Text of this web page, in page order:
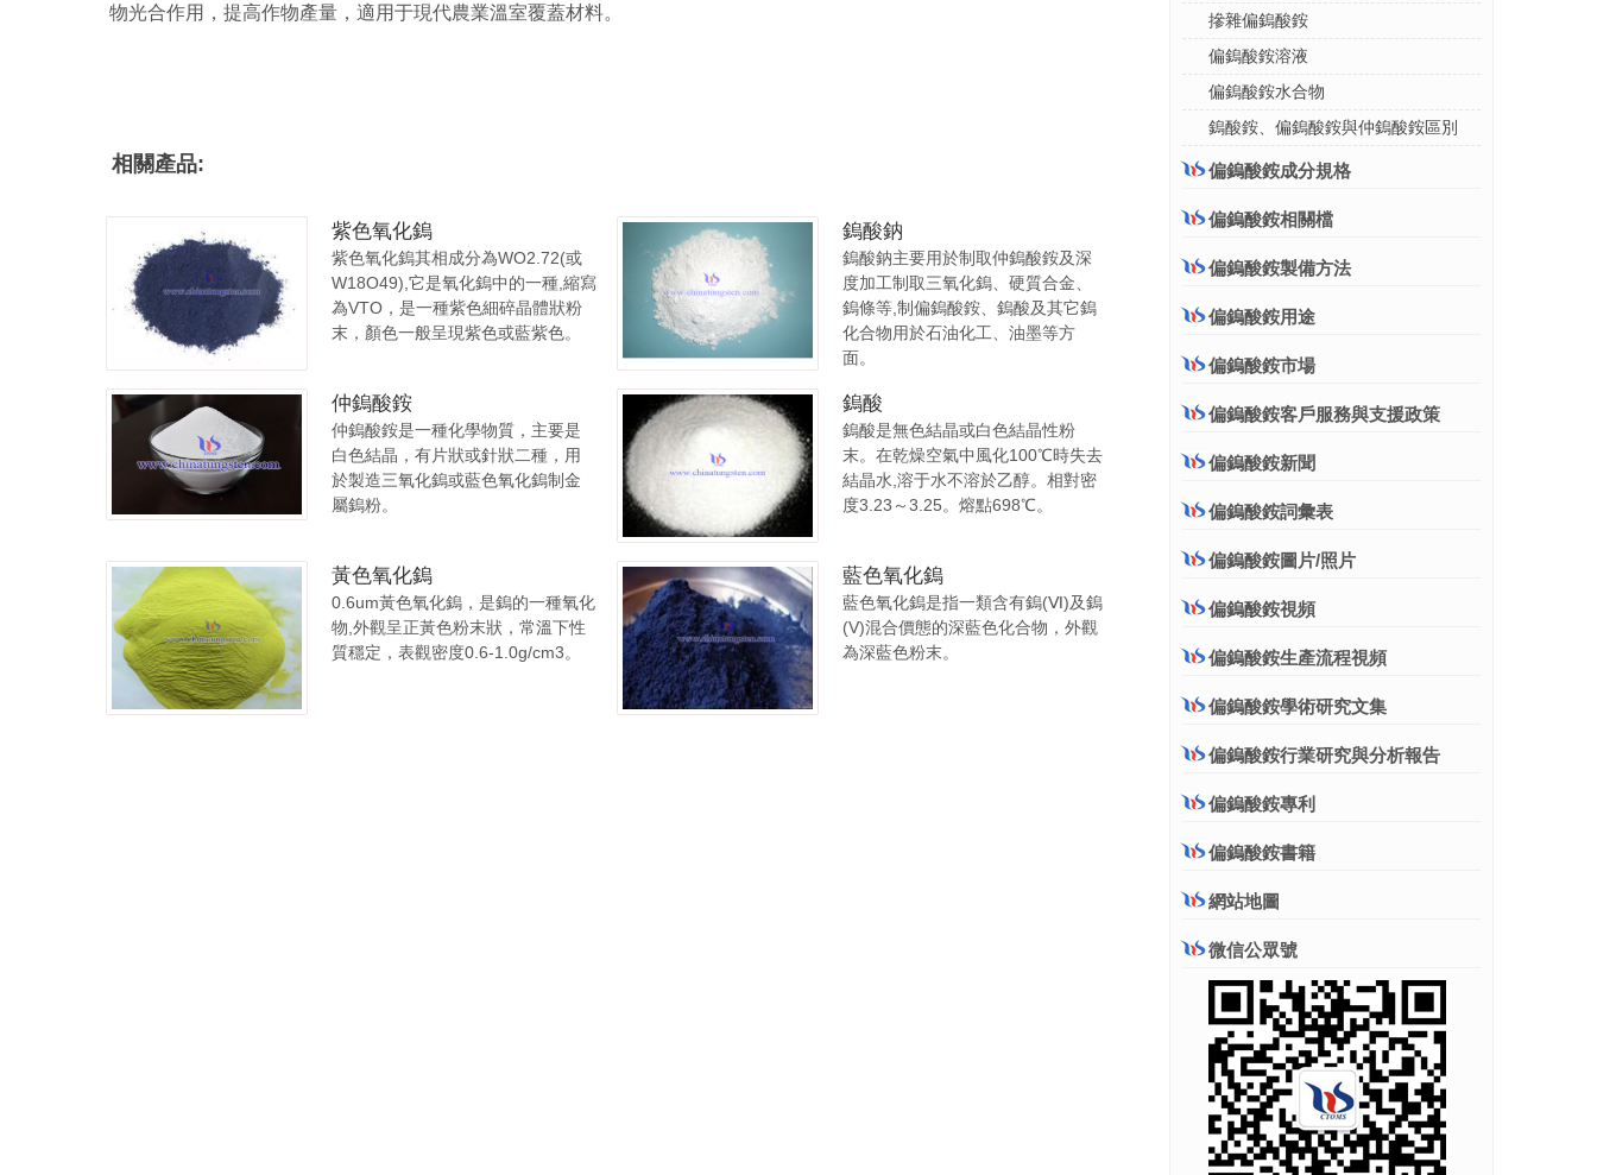
物光合作用，提高作物產量，適用于現代農業溫室覆蓋材料。
相關產品:
紫色氧化鎢
紫色氧化鎢其相成分為WO2.72(或
W18O49),它是氧化鎢中的一種,縮寫
為VTO，是一種紫色細碎晶體狀粉
末，顏色一般呈現紫色或藍紫色。
鎢酸鈉
鎢酸鈉主要用於制取仲鎢酸銨及深
度加工制取三氧化鎢、硬質合金、
鎢條等,制偏鎢酸銨、鎢酸及其它鎢
化合物用於石油化工、油墨等方
面。
仲鎢酸銨
仲鎢酸銨是一種化學物質，主要是
白色結晶，有片狀或針狀二種，用
於製造三氧化鎢或藍色氧化鎢制金
屬鎢粉。
鎢酸
鎢酸是無色結晶或白色結晶性粉
末。在乾燥空氣中風化100℃時失去
結晶水,溶于水不溶於乙醇。相對密
度3.23～3.25。熔點698℃。
黃色氧化鎢
0.6um黃色氧化鎢，是鎢的一種氧化
物,外觀呈正黃色粉末狀，常溫下性
質穩定，表觀密度0.6-1.0g/cm3。
藍色氧化鎢
藍色氧化鎢是指一類含有鎢(Ⅵ)及鎢
(V)混合價態的深藍色化合物，外觀
為深藍色粉末。
摻雜偏鎢酸銨
偏鎢酸銨溶液
偏鎢酸銨水合物
鎢酸銨、偏鎢酸銨與仲鎢酸銨區別
偏鎢酸銨成分規格
偏鎢酸銨相關檔
偏鎢酸銨製備方法
偏鎢酸銨用途
偏鎢酸銨市場
偏鎢酸銨客戶服務與支援政策
偏鎢酸銨新聞
偏鎢酸銨詞彙表
偏鎢酸銨圖片/照片
偏鎢酸銨視頻
偏鎢酸銨生產流程視頻
偏鎢酸銨學術研究文集
偏鎢酸銨行業研究與分析報告
偏鎢酸銨專利
偏鎢酸銨書籍
網站地圖
微信公眾號